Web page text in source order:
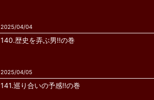
2025/04/04
140.歴史を弄ぶ男!!の巻
2025/04/05
141.巡り合いの予感!!の巻